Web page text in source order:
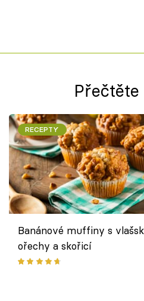
Přečtěte
RECEPTY
Banánové muffiny s
ořechy a skořicí